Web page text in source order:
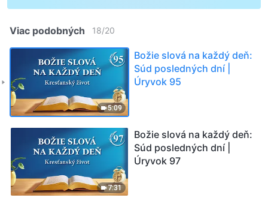
Viac podobných 18/20
5:09
Božie slová na každý deň:
Súd posledných dní |
Úryvok 95
7:31
Božie slová na každý deň:
Súd posledných dní |
Úryvok 97